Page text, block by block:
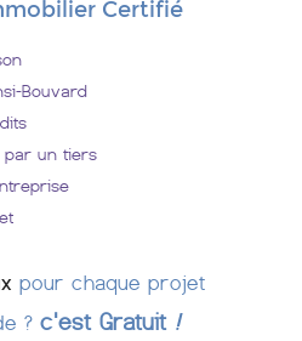
Certifié
Bouvard
par un tiers
pour chaque projet
? c'est Gratuit !